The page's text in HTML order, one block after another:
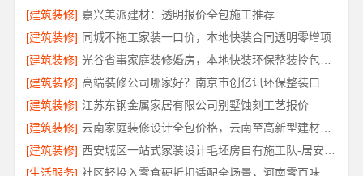
[建筑装修] 嘉兴美派建材：透明报价全包施工推荐
[建筑装修] 同城不拖工家装一口价，本地快装合同透明零增项
[建筑装修]
[建筑装修]
[建筑装修] 江苏东钢金属家居有限公司别墅蚀刻工艺报价
[建筑装修]
云南家庭装修设计全包价格，云南至高新型建材有限公司精准预算
[建筑装修]
[生活服务]
社区轻投入零食硬折扣适配全场景，河南零百味供应链有限公司